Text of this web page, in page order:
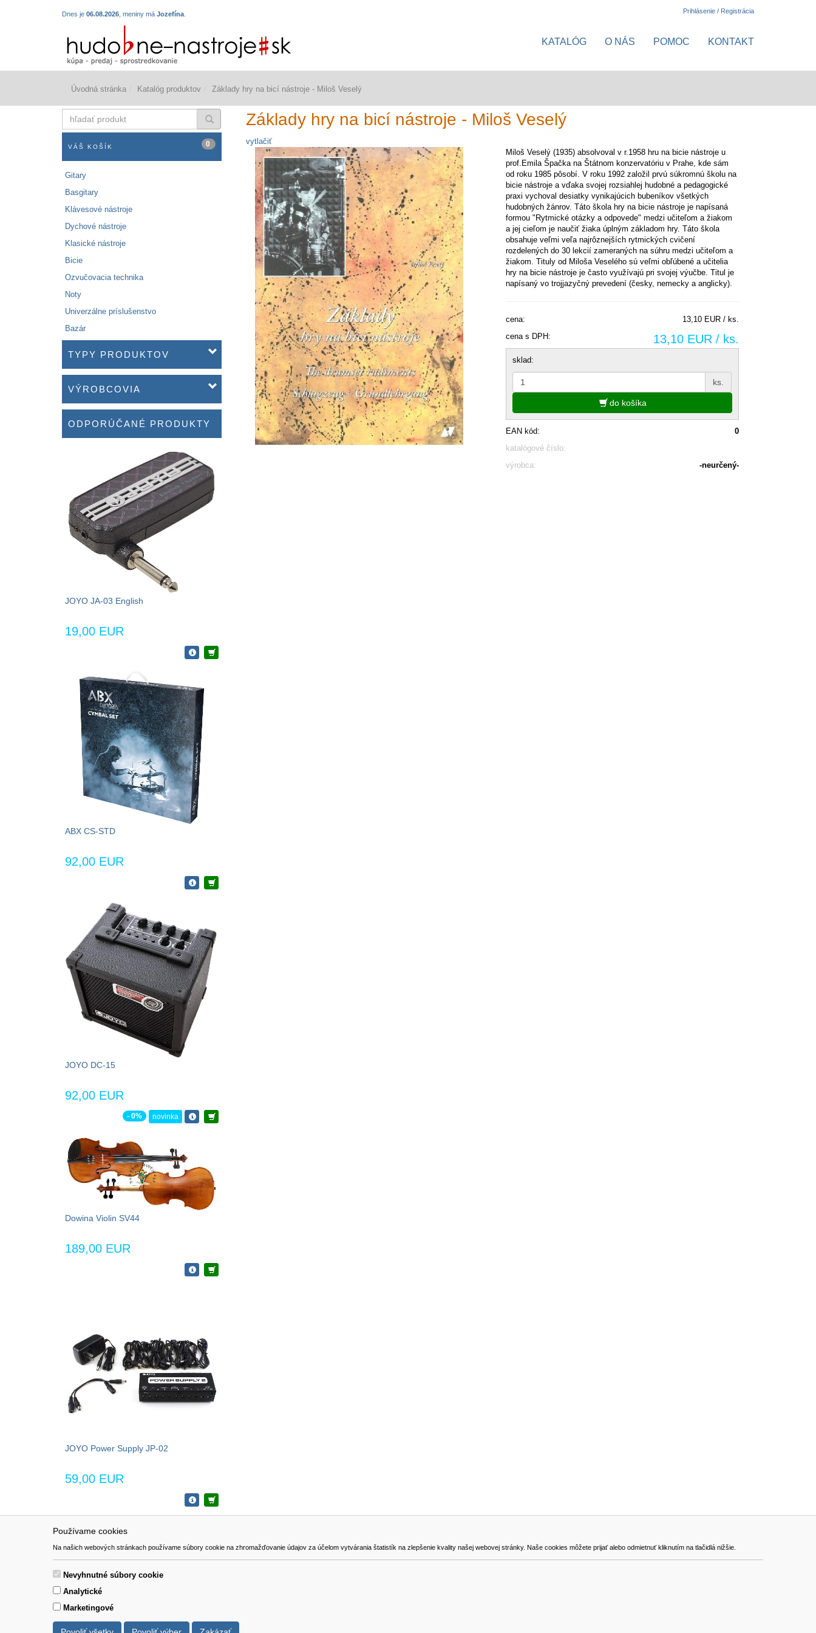
Používame cookies
Na našich webových stránkach používame súbory cookie na zhromažďovanie údajov za účelom vytvárania štatistík na zlepšenie kvality našej webovej stránky. Naše cookies môžete prijať alebo odmietnuť kliknutím na tlačidlá nižšie.
Nevyhnutné súbory cookie
Analytické
Marketingové
Dnes je 06.08.2026 , meniny má Jozefína Prihlásenie / Registrácia
KATALÓG O NÁS POMOC KONTAKT
Úvodná stránka Katalóg produktov Základy hry na bicí nástroje - Miloš Veselý
produkt
VÁŠ KOŠÍK 0
Gitary
Basgitary
Klávesové nástroje
Dychové nástroje
Klasické nástroje
Bicie
Ozvučovacia technika
Noty
Univerzálne príslušenstvo
Bazár
TYPY PRODUKTOV
VÝROBCOVIA
ODPORÚČANÉ PRODUKTY
JOYO JA-03 English
19,00 EUR
ABX CS-STD
92,00 EUR
JOYO DC-15
92,00 EUR
- 0% novinka
Dowina Violin SV44
189,00 EUR
JOYO Power Supply JP-02
59,00 EUR
Základy hry na bicí nástroje - Miloš Veselý
vytlačiť
Miloš Veselý (1935) absolvoval v r.1958 hru na bicie nástroje u
prof.Emila Špačka na Štátnom konzervatóriu v Prahe, kde sám
od roku 1985 pôsobí. V roku 1992 založil prvú súkromnú školu na
bicie nástroje a vďaka svojej rozsiahlej hudobné a pedagogické
praxi vychoval desiatky vynikajúcich bubeníkov všetkých
hudobných žánrov. Táto škola hry na bicie nástroje je napísaná
formou "Rytmické otázky a odpovede" medzi učiteľom a žiakom
a jej cieľom je naučiť žiaka úplným základom hry. Táto škola
obsahuje veľmi veľa najrôznejších rytmických cvičení
rozdelených do 30 lekcií zameraných na súhru medzi učiteľom a
žiakom. Tituly od Miloša Veselého sú veľmi obľúbené a učitelia
hry na bicie nástroje je často využívajú pri svojej výučbe. Titul je
napísaný vo trojjazyčný prevedení (česky, nemecky a anglicky).
cena:
13,10 EUR / ks.
cena s DPH:
13,10 EUR / ks.
sklad:
ks.
do košíka
EAN kód:
0
katalógové číslo:
výrobca:
-neurčený-
Pomoc
Kontakt